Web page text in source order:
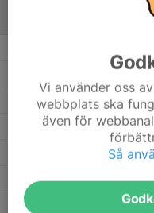
Säsongen 23/24
Säsongen 22/23
Säsongen 19/20
Totalt
Vi använder oss
webbplats ska
även för
Så